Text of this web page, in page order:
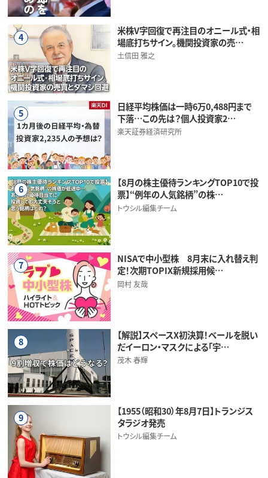
4
米株V字回復で再注目のオニール式・相
場底打ちサイン。機関投資家の売…
土信田 雅之
5
日経平均株価は一時6万0,488円まで
下落…この先は？個人投資家2…
楽天証券経済研究所
6
【8月の株主優待ランキングTOP10で投
票】“例年の人気銘柄”の株…
トウシル編集チーム
7
NISAで中小型株 8月末に入れ替え判
定！次期TOPIX新規採用候…
岡村 友哉
8
【解説】スペースX初決算！ベールを脱い
だイーロン・マスクによる「宇…
茂木 春輝
9
【1955（昭和30）年8月7日】トランジス
タラジオ発売
トウシル編集チーム